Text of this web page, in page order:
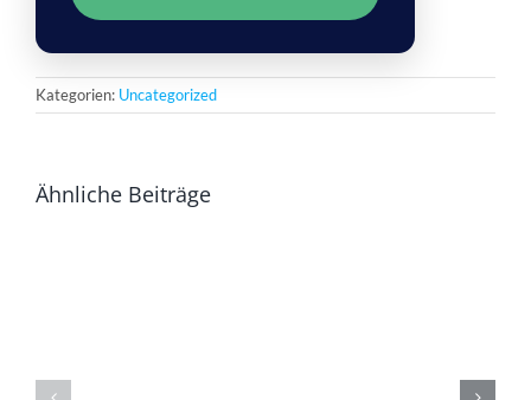
Kategorien: Uncategorized
Ähnliche Beiträge